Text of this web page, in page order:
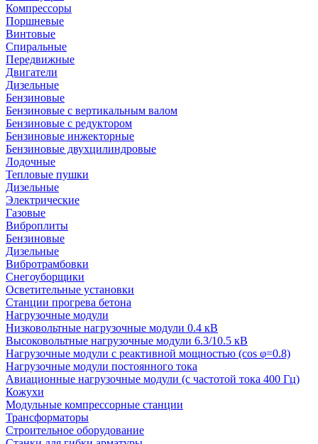
Компрессоры
Поршневые
Винтовые
Спиральные
Передвижные
Двигатели
Дизельные
Бензиновые
Бензиновые с вертикальным валом
Бензиновые с редуктором
Бензиновые инжекторные
Бензиновые двухцилиндровые
Лодочные
Тепловые пушки
Дизельные
Электрические
Газовые
Виброплиты
Бензиновые
Дизельные
Вибротрамбовки
Снегоуборщики
Осветительные установки
Станции прогрева бетона
Нагрузочные модули
Низковольтные нагрузочные модули 0.4 кВ
Высоковольтные нагрузочные модули 6.3/10.5 кВ
Нагрузочные модули с реактивной мощностью (cos φ=0.8)
Нагрузочные модули постоянного тока
Авиационные нагрузочные модули (с частотой тока 400 Гц)
Кожухи
Модульные компрессорные станции
Трансформаторы
Строительное оборудование